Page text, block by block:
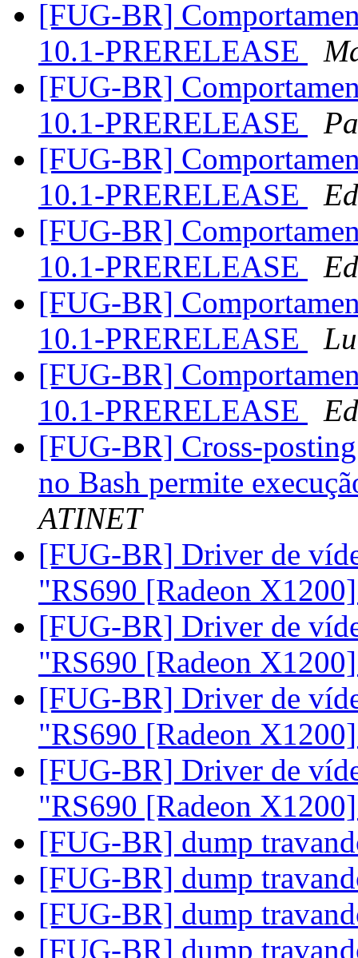
[FUG-BR]
10.1-PRERELEASE
[FUG-BR]
10.1-PRERELEASE
[FUG-BR]
10.1-PRERELEASE
[FUG-BR]
10.1-PRERELEASE
[FUG-BR]
10.1-PRERELEASE
[FUG-BR]
10.1-PRERELEASE
[FUG-BR] Cross-
no Bash permite
ATINET
[FUG-BR] Driver de
"RS690 [Radeon
[FUG-BR] Driver de
"RS690 [Radeon
[FUG-BR] Driver de
"RS690 [Radeon
[FUG-BR] Driver de
"RS690 [Radeon
[FUG-BR] dump
[FUG-BR] dump
[FUG-BR] dump
[FUG-BR] dump